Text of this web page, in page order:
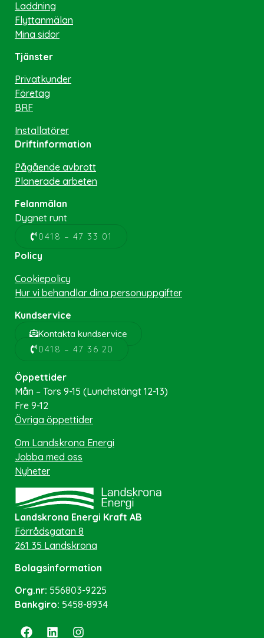
Laddning
Flyttanmälan
Mina sidor
Tjänster
Privatkunder
Företag
BRF
Installatörer
Driftinformation
Pågående avbrott
Planerade arbeten
Felanmälan
Dygnet runt
0418 – 47 33 01
Policy
Cookiepolicy
Hur vi behandlar dina personuppgifter
Kundservice
Kontakta kundservice
0418 – 47 36 20
Öppettider
Mån – Tors 9-15 (Lunchstängt 12-13)
Fre 9-12
Övriga öppettider
Om Landskrona Energi
Jobba med oss
Nyheter
Landskrona Energi Kraft AB
Förrådsgatan 8
261 35 Landskrona
Bolagsinformation
Org.nr: 556803-9225
Bankgiro: 5458-8934